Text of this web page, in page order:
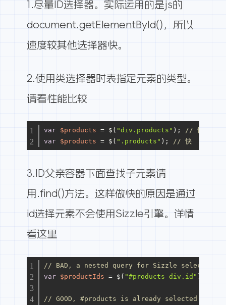
1.尽量ID选择器。实际运用的是js的
document.getElementById()，所以
速度较其他选择器快。
2.使用类选择器时表指定元素的类型。
请看性能比较
var $products = $( "div.products" );
// 慢
var $products = $( ".products" ); // 快
3.ID父亲容器下面查找子元素请
用.find()方法。这样做快的原因是通过
id选择元素不会使用Sizzle引擎。 详情
看这里
// BAD, a nested query for Sizzle selector
var $productIds = $( "#products div.id" );
// GOOD, #products is already selected by